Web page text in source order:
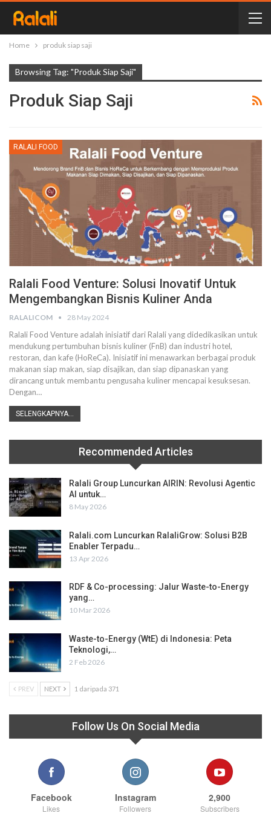
Home produk siap saji
Browsing Tag: "produk Siap Saji"
Produk Siap Saji
RALALI FOOD
Ralali Food Venture: Solusi Inovatif Untuk
Mengembangkan Bisnis Kuliner Anda
RALALICOM 28 May 2024
Ralali Food Venture adalah inisiatif dari Ralali yang didedikasikan untuk
mendukung pertumbuhan bisnis kuliner (FnB) dan industri hotel,
restoran, dan kafe (HoReCa). Inisiatif ini menawarkan berbagai produk
makanan siap makan, siap disajikan, dan siap dipanaskan yang
dirancang untuk membantu pengusaha kuliner mencapai kesuksesan.
Dengan…
SELENGKAPNYA...
Recommended Articles
Ralali Group Luncurkan AIRIN: Revolusi Agentic
AI untuk…
8 May 2026
Ralali.com Luncurkan RalaliGrow: Solusi B2B
Enabler Terpadu…
13 Apr 2026
RDF & Co-processing: Jalur Waste-to-Energy
yang…
10 Mar 2026
Waste-to-Energy (WtE) di Indonesia: Peta
Teknologi,…
2 Feb 2026
PREV NEXT 1 daripada 371
Follow Us On Social Media
Facebook
Likes
Instagram
Followers
2,900
Subscribers